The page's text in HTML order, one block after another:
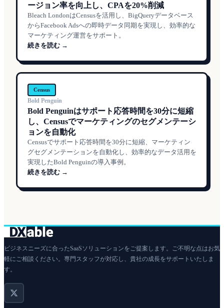
ージョン率を向上し、CPAを20%削減
Bleach LondonはCensusを活用し、BigQueryデータベース
からFacebook Adsへの即時データ同期を実現し、効率的な
マーケティング運営をサポート。
続きを読む →
Census
Bold Penguin
Bold Penguinはサポート応答時間を30分に短縮
し、Censusでマーケティングのセグメンテーシ
ョンを自動化
Censusでサポート応答時間を30分に短縮、マーケティン
グセグメンテーションを自動化し、効率的なデータ活用を
実現したBold Penguinの導入事例。
続きを読む →
ビジネスニーズに合ったSaaSソリューションをご提案します。ご不明な点はお気
軽にご相談ください。専門スタッフが対応し、貴社の成長をサポートいたしま
す。